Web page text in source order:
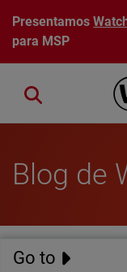
Pasar al contenido
Presentamos
para MSP
Close search
Blog de
Go to